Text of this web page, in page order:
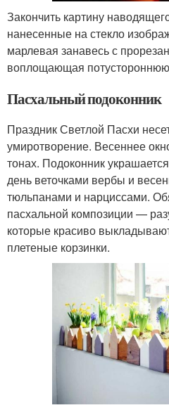
Закончить картину
нанесенные на стекло
марлевая занавесь с
воплощающая
Пасхальный подоконник
Праздник Светлой Пасхи
умиротворение. Весеннее
тонах. Подоконник
день веточками вербы и
тюльпанами и нарциссами.
пасхальной композиции —
которые красиво
плетеные корзинки.